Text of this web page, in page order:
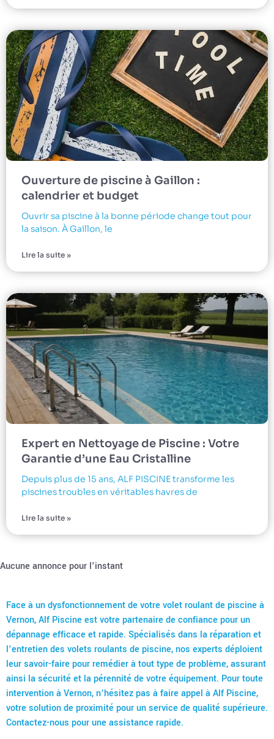
Ouverture de piscine à Gaillon :
calendrier et budget
Ouvrir sa piscine à la bonne période change tout pour
la saison. À Gaillon, le
Lire la suite »
Expert en Nettoyage de Piscine : Votre
Garantie d’une Eau Cristalline
Depuis plus de 15 ans, ALF PISCINE transforme les
piscines troubles en véritables havres de
Lire la suite »
Aucune annonce pour l'instant
Face à un dysfonctionnement de votre volet roulant de piscine à
Vernon, Alf Piscine est votre partenaire de confiance pour un
dépannage efficace et rapide. Spécialisés dans la réparation et
l’entretien des volets roulants de piscine, nos experts déploient
leur savoir-faire pour remédier à tout type de problème, assurant
ainsi la sécurité et la pérennité de votre équipement. Pour toute
intervention à Vernon, n’hésitez pas à faire appel à Alf Piscine,
votre solution de proximité pour un service de qualité supérieure.
Contactez-nous pour une assistance rapide.